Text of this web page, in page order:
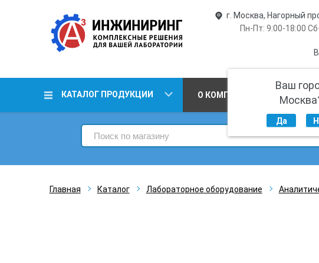
г. Москва, Нагорный
Пн-Пт: 9:00-18:00
Ваш
Да
КАТАЛОГ ПРОДУКЦИИ О КОМПАНИИ
Главная Каталог Лабораторное оборудование